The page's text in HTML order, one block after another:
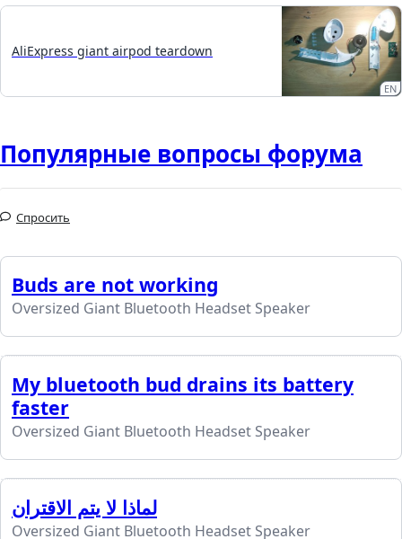
AliExpress giant airpod teardown
EN
Популярные вопросы форума
Спросить
Buds are not working
Oversized Giant Bluetooth Headset Speaker
My bluetooth bud drains its battery
faster
Oversized Giant Bluetooth Headset Speaker
لماذا لا يتم الاقتران
Oversized Giant Bluetooth Headset Speaker